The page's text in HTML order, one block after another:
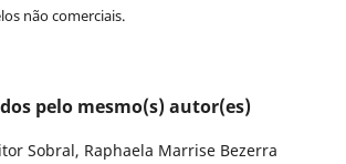
não comerciais.
pelo mesmo(s) autor(es)
Sobral, Raphaela Marrise Bezerra